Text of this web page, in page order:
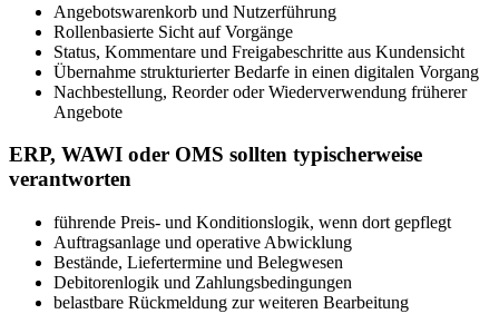
Angebotswarenkorb und Nutzerführung
Rollenbasierte Sicht auf Vorgänge
Status, Kommentare und Freigabeschritte aus Kundensicht
Übernahme strukturierter Bedarfe in einen digitalen Vorgang
Nachbestellung, Reorder oder Wiederverwendung früherer
Angebote
ERP, WAWI oder OMS sollten typischerweise
verantworten
führende Preis- und Konditionslogik, wenn dort gepflegt
Auftragsanlage und operative Abwicklung
Bestände, Liefertermine und Belegwesen
Debitorenlogik und Zahlungsbedingungen
belastbare Rückmeldung zur weiteren Bearbeitung